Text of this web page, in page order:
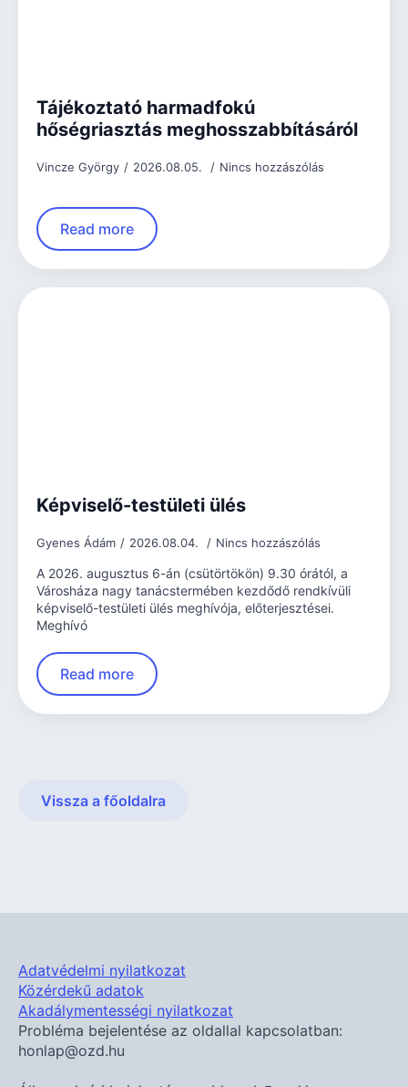
Tájékoztató harmadfokú
hőségriasztás meghosszabbításáról
Vincze György 2026.08.05. Nincs hozzászólás
Read more
Képviselő-testületi ülés
Gyenes Ádám 2026.08.04. Nincs hozzászólás
A 2026. augusztus 6-án (csütörtökön) 9.30 órától, a
Városháza nagy tanácstermében kezdődő rendkívüli
képviselő-testületi ülés meghívója, előterjesztései.
Meghívó
Read more
Vissza a főoldalra
Adatvédelmi nyilatkozat
Közérdekű adatok
Akadálymentességi nyilatkozat
Probléma bejelentése az oldallal kapcsolatban:
honlap@ozd.hu